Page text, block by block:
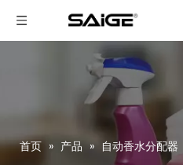
首页 » 产品 » 自动香水分配器